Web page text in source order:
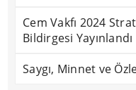
Cem Vakfı 2024
Bildirgesi Yayınlandı
Saygı, Minnet ve